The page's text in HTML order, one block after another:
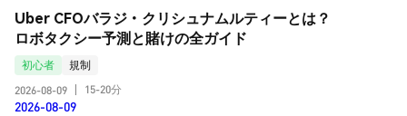
Uber CFOバラジ・クリシュナムルティーとは？
ロボタクシー予測と賭けの全ガイド
初心者
規制
2026-08-09
15-20分
2026-08-09